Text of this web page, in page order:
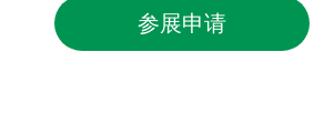
参展申请